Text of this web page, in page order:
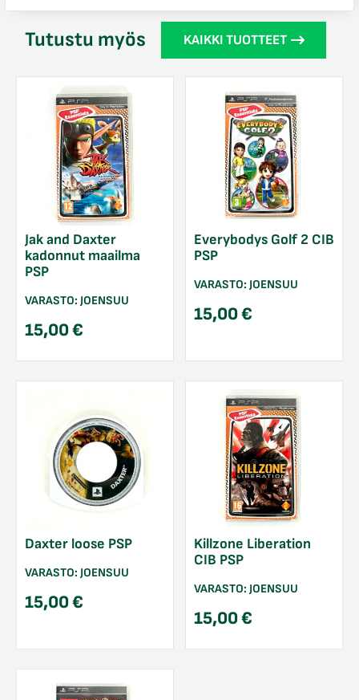
Tutustu myös KAIKKI TUOTTEET
Jak and Daxter
kadonnut maailma
PSP
VARASTO: JOENSUU
15,00€
Everybodys Golf 2 CIB
PSP
VARASTO: JOENSUU
15,00€
Daxter loose PSP
VARASTO: JOENSUU
15,00€
Killzone Liberation
CIB PSP
VARASTO: JOENSUU
15,00€